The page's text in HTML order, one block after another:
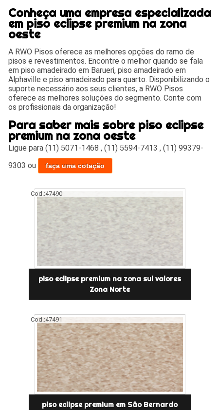
Conheça uma empresa especializada
em piso eclipse premium na zona
oeste
A RWO Pisos oferece as melhores opções do ramo de
pisos e revestimentos. Encontre o melhor quando se fala
em piso amadeirado em Barueri, piso amadeirado em
Alphaville e piso amadeirado para quarto. Disponibilizando o
suporte necessário aos seus clientes, a RWO Pisos
oferece as melhores soluções do segmento. Conte com
os profissionais da organização!
Para saber mais sobre piso eclipse
premium na zona oeste
Ligue para(11) 5071-1468 ,(11) 5594-7413 ,(11) 99379-
9303 ou faça uma cotação
Cod.:47490
piso eclipse premium na zona sul valores
Zona Norte
Cod.:47491
piso eclipse premium em São Bernardo